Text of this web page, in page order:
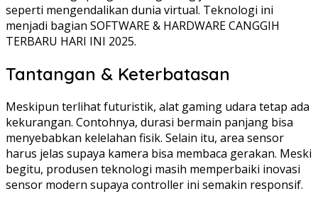
seperti mengendalikan dunia virtual. Teknologi ini
menjadi bagian SOFTWARE & HARDWARE CANGGIH
TERBARU HARI INI 2025.
Tantangan & Keterbatasan
Meskipun terlihat futuristik, alat gaming udara tetap ada
kekurangan. Contohnya, durasi bermain panjang bisa
menyebabkan kelelahan fisik. Selain itu, area sensor
harus jelas supaya kamera bisa membaca gerakan. Meski
begitu, produsen teknologi masih memperbaiki inovasi
sensor modern supaya controller ini semakin responsif.